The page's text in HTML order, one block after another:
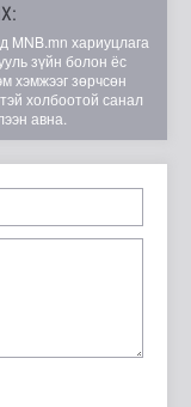
MNB.mn хариуцлага
зүйн болон ёс
хэмжээг зөрчсөн
холбоотой санал
авна.